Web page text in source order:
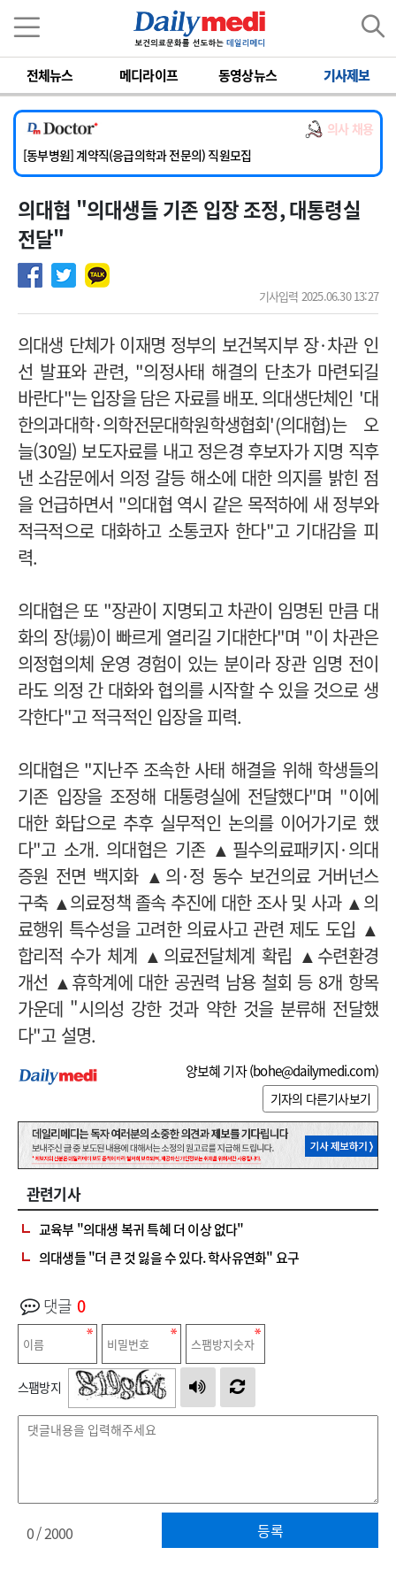
전체뉴스 메디라이프 동영상뉴스 기사제보
의사 채용
[서울아산병원] 2026년 하반기 인턴 모집
[영남대학교의료원] 마취통증의학과 임기제 임상의사 채용
[충남대학교병원] 소아청소년과(소아응급전담) 계약직 의사 공개채용
[동부병원] 계약직(응급의학과 전문의) 직원모집
[이대목동병원] 하반기 전공의(레지던트1년차) 모집
[서울아산병원] 2026년 하반기 인턴 모집
[영남대학교의료원] 마취통증의학과 임기제 임상의사 채용
의대협 "의대생들 기존 입장 조정, 대통령실
전달"
기사입력 2025.06.30 13:27
의대생 단체가 이재명 정부의 보건복지부 장·차관 인
선 발표와 관련, "의정사태 해결의 단초가 마련되길
바란다"는 입장을 담은 자료를 배포. 의대생단체인 '대
한의과대학·의학전문대학원학생협회'(의대협)는 오
늘(30일) 보도자료를 내고 정은경 후보자가 지명 직후
낸 소감문에서 의정 갈등 해소에 대한 의지를 밝힌 점
을 언급하면서 "의대협 역시 같은 목적하에 새 정부와
적극적으로 대화하고 소통코자 한다"고 기대감을 피
력.
의대협은 또 "장관이 지명되고 차관이 임명된 만큼 대
화의 장(場)이 빠르게 열리길 기대한다"며 "이 차관은
의정협의체 운영 경험이 있는 분이라 장관 임명 전이
라도 의정 간 대화와 협의를 시작할 수 있을 것으로 생
각한다"고 적극적인 입장을 피력.
의대협은 "지난주 조속한 사태 해결을 위해 학생들의
기존 입장을 조정해 대통령실에 전달했다"며 "이에
대한 화답으로 추후 실무적인 논의를 이어가기로 했
다"고 소개. 의대협은 기존 ▲필수의료패키지·의대
증원 전면 백지화 ▲의·정 동수 보건의료 거버넌스
구축 ▲의료정책 졸속 추진에 대한 조사 및 사과 ▲의
료행위 특수성을 고려한 의료사고 관련 제도 도입 ▲
합리적 수가 체계 ▲의료전달체계 확립 ▲수련환경
개선 ▲휴학계에 대한 공권력 남용 철회 등 8개 항목
가운데 "시의성 강한 것과 약한 것을 분류해 전달했
다"고 설명.
양보혜 기자 (bohe@dailymedi.com)
기자의 다른기사보기
관련기사
교육부 "의대생 복귀 특혜 더 이상 없다"
의대생들 "더 큰 것 잃을 수 있다. 학사유연화" 요구
댓글 0
스팸방지
등록
0/ 2000